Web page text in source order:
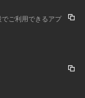
ご利用できるアプ